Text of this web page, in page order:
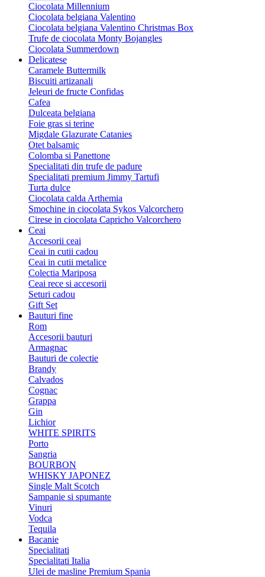
Ciocolata Millennium
Ciocolata belgiana Valentino
Ciocolata belgiana Valentino Christmas Box
Trufe de ciocolata Monty Bojangles
Ciocolata Summerdown
Delicatese
Caramele Buttermilk
Biscuiti artizanali
Jeleuri de fructe Confidas
Cafea
Dulceata belgiana
Foie gras si terine
Migdale Glazurate Catanies
Otet balsamic
Colomba si Panettone
Specialitati din trufe de padure
Specialitati premium Jimmy Tartufi
Turta dulce
Ciocolata calda Arthemia
Smochine in ciocolata Sykos Valcorchero
Cirese in ciocolata Capricho Valcorchero
Ceai
Accesorii ceai
Ceai in cutii cadou
Ceai in cutii metalice
Colectia Mariposa
Ceai rece si accesorii
Seturi cadou
Gift Set
Bauturi fine
Rom
Accesorii bauturi
Armagnac
Bauturi de colectie
Brandy
Calvados
Cognac
Grappa
Gin
Lichior
WHITE SPIRITS
Porto
Sangria
BOURBON
WHISKY JAPONEZ
Single Malt Scotch
Sampanie si spumante
Vinuri
Vodca
Tequila
Bacanie
Specialitati
Specialitati Italia
Ulei de masline Premium Spania